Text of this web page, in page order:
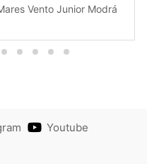
Vento Junior Modrá
Youtube